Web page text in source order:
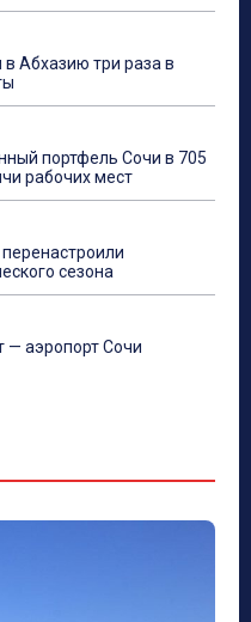
Абхазию три раза в
портфель Сочи в 705
рабочих мест
сезона
— аэропорт Сочи